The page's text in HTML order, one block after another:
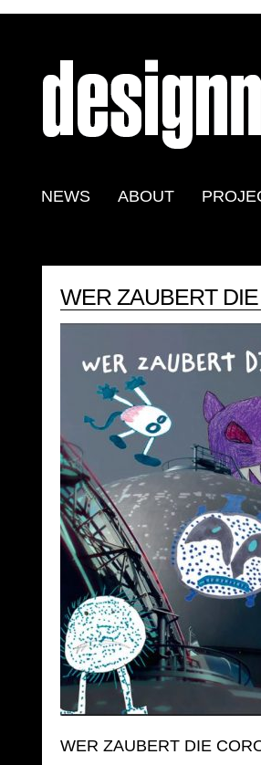
NEWS ABOUT
WER ZAUBERT
WER ZAUBERT DIE